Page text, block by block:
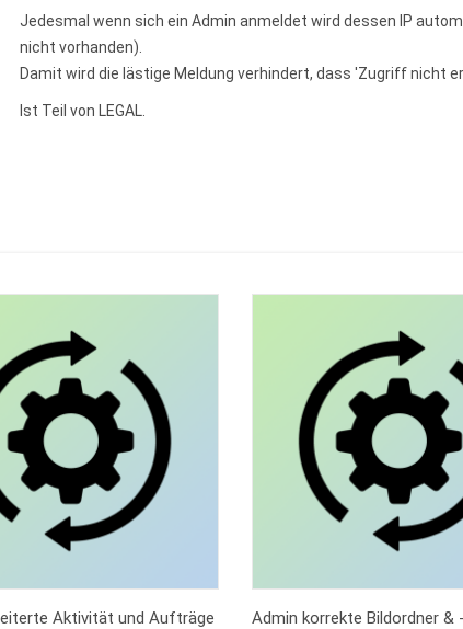
Jedesmal wenn sich ein Admin anmeldet wird dessen IP
nicht vorhanden).
Damit wird die lästige Meldung verhindert, dass 'Zugriff nicht
Ist Teil von LEGAL.
Aktivität und Aufträge Admin korrekte Bildordner &